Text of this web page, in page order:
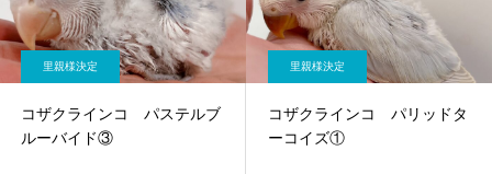
里親様決定
コザクラインコ パステルブ
ルーバイド③
里親様決定
コザクラインコ パリッドタ
ーコイズ①